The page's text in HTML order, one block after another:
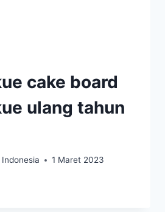
cake board
ulang tahun
1 Maret 2023